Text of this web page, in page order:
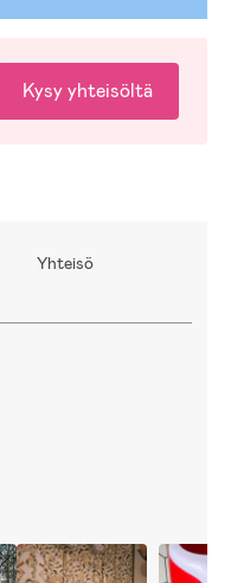
Kysy yhteisöltä
Yhteisö